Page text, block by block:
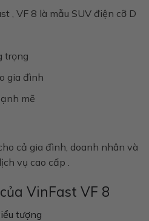
, VF 8 là mẫu SUV điện cỡ D
trọng
gia đình
mẽ
cả gia đình, doanh nhân và
vụ cao cấp
VinFast VF 8
tượng